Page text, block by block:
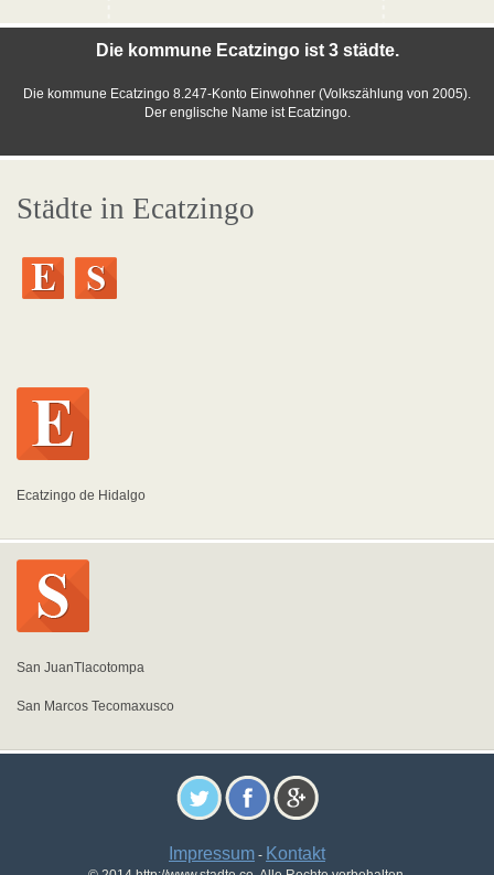
Die kommune Ecatzingo ist 3 städte.
Die kommune Ecatzingo 8.247-Konto Einwohner (Volkszählung von 2005).
Der englische Name ist Ecatzingo.
Städte in Ecatzingo
Ecatzingo de Hidalgo
San JuanTlacotompa
San Marcos Tecomaxusco
Impressum - Kontakt